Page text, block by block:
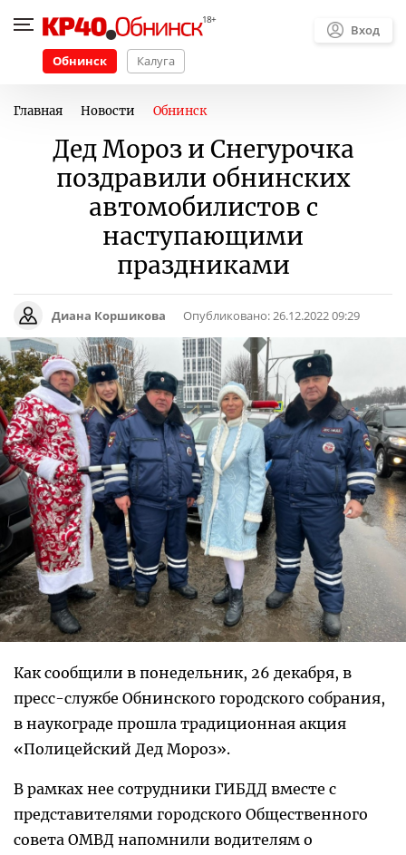
Обнинск Калуга
Вход
Главная Новости Обнинск
Дед Мороз и Снегурочка
поздравили обнинских
автомобилистов с
наступающими
праздниками
Диана Коршикова Опубликовано:26.12.2022 09:29
Как сообщили в понедельник, 26 декабря, в
пресс-службе Обнинского городского собрания,
в наукограде прошла традиционная акция
«Полицейский Дед Мороз».
В рамках нее сотрудники ГИБДД вместе с
представителями городского Общественного
совета ОМВД напомнили водителям о